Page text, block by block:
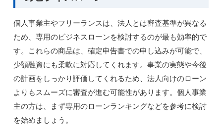
個人事業主やフリーランスは、法人とは審査基準が異なる
ため、専用のビジネスローンを検討するのが最も効率的で
す。これらの商品は、確定申告書での申し込みが可能で、
少額融資にも柔軟に対応してくれます。事業の実態や今後
の計画をしっかり評価してくれるため、法人向けのローン
よりもスムーズに審査が進む可能性があります。個人事業
主の方は、まず専用のローンランキングなどを参考に検討
を始めましょう。